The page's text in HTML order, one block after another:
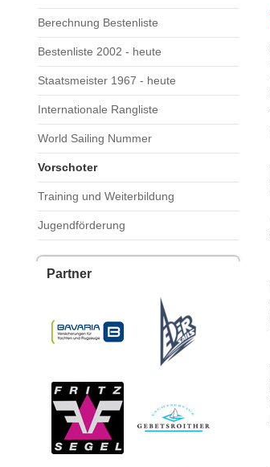
Berechnung Bestenliste
Bestenliste 2002 - heute
Staatsmeister 1967 - heute
Internationale Rangliste
World Sailing Nummer
Vorschoter
Training und Weiterbildung
Jugendförderung
Partner